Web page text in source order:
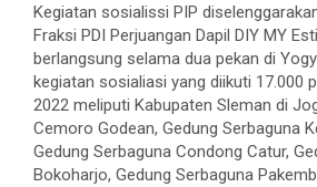
Kegiatan sosialissi PIP
Fraksi PDI Perjuangan Dapil DIY MY
berlangsung selama dua pekan di
kegiatan sosialiasi yang diikuti 17.000
2022 meliputi Kabupaten Sleman di
Cemoro Godean, Gedung Serbaguna
Gedung Serbaguna Condong Catur,
Bokoharjo, Gedung Serbaguna